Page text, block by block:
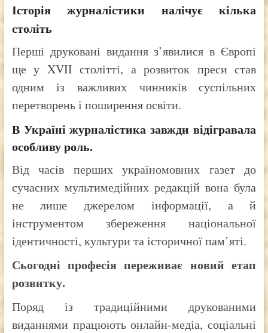
Історія журналістики налічує кілька
століть
Перші друковані видання з’явилися в Європі
ще у XVII столітті, а розвиток преси став
одним із важливих чинників суспільних
перетворень і поширення освіти.
В Україні журналістика завжди відігравала
особливу роль.
Від часів перших україномовних газет до
сучасних мультимедійних редакцій вона була
не лише джерелом інформації, а й
інструментом збереження національної
ідентичності, культури та історичної пам’яті.
Сьогодні професія переживає новий етап
розвитку.
Поряд із традиційними друкованими
виданнями працюють онлайн-медіа, соціальні